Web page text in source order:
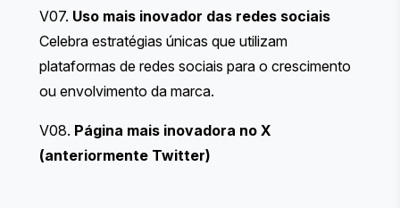
V07. Uso mais inovador das redes sociais
Celebra estratégias únicas que utilizam
plataformas de redes sociais para o crescimento
ou envolvimento da marca.
V08. Página mais inovadora no X
(anteriormente Twitter)